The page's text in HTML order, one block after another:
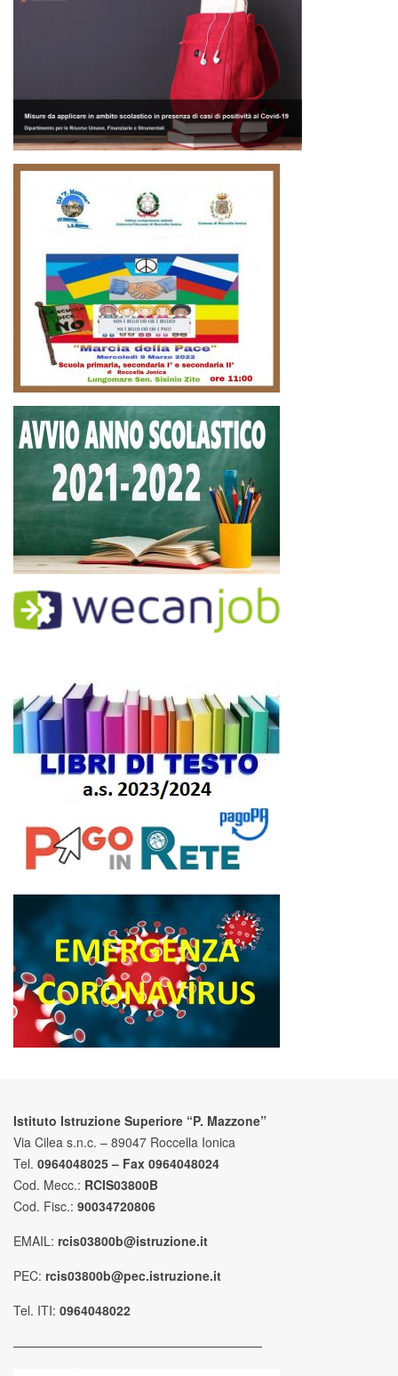
Istituto Istruzione Superiore “P. Mazzone”
Via Cilea s.n.c. – 89047 Roccella Ionica
Tel. 0964048025 – Fax 0964048024
Cod. Mecc.: RCIS03800B
Cod. Fisc.: 90034720806
EMAIL: rcis03800b@istruzione.it
PEC: rcis03800b@pec.istruzione.it
Tel. ITI: 0964048022
————————————————————